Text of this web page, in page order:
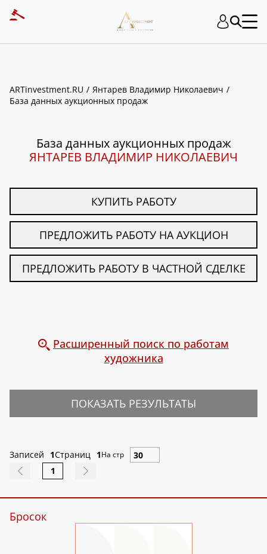
ARTinvestment.RU
Янтарев Владимир Николаевич
База данных аукционных продаж
База данных аукционных продаж
ЯНТАРЕВ ВЛАДИМИР НИКОЛАЕВИЧ
КУПИТЬ РАБОТУ
ПРЕДЛОЖИТЬ РАБОТУ НА АУКЦИОН
ПРЕДЛОЖИТЬ РАБОТУ В ЧАСТНОЙ СДЕЛКЕ
Расширенный поиск по работам
художника
ПОКАЗАТЬ РЕЗУЛЬТАТЫ
Записей 1Страниц 1На стр
1
Бросок